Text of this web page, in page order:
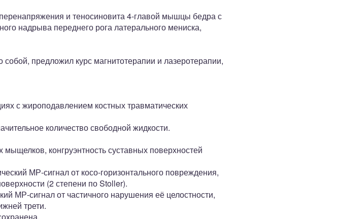
и теносиновита 4-главой мышцы бедра с
надрыва переднего рога латерального мениска,
собой, предложил курс магнитотерапии и лазеротерапии,
с жироподавлением костных травматических
количество свободной жидкости.
конгруэнтность суставных поверхностей
МР-сигнал от косо-горизонтального повреждения,
(2 степени по Stoller).
МР-сигнал от частичного нарушения её целостности,
трети.